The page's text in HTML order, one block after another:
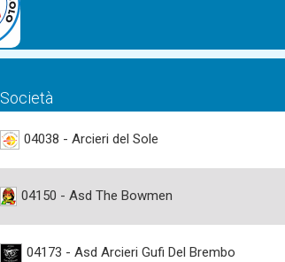
Società
04038 - Arcieri del Sole
04150 - Asd The Bowmen
04173 - Asd Arcieri Gufi Del Brembo